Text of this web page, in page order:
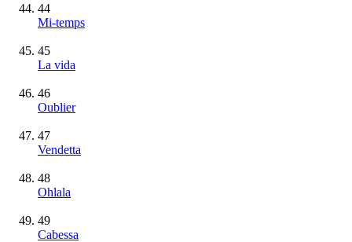
44
Mi-temps
45
La vida
46
Oublier
47
Vendetta
48
Ohlala
49
Cabessa